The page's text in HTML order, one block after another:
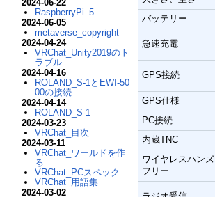
バッテリー
急速充電
GPS接続
GPS仕様
PC接続
内蔵TNC
ワイヤレスハンズ
フリー
2024-06-22
RaspberryPi_5
2024-06-05
metaverse_copyright
2024-04-24
VRChat_Unity2019のト
ラブル
2024-04-16
ROLAND_S-1とEWI-50
00の接続
2024-04-14
ROLAND_S-1
2024-03-23
VRChat_目次
2024-03-11
VRChat_ワールドを作
る
VRChat_PCスペック
VRChat_用語集
2024-03-02